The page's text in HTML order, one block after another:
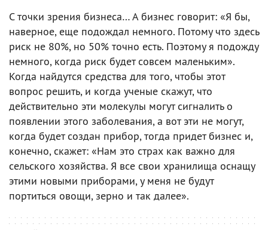
С точки зрения бизнеса… А бизнес говорит: «Я бы,
наверное, еще подождал немного. Потому что здесь
риск не 80%, но 50% точно есть. Поэтому я подожду
немного, когда риск будет совсем маленьким».
Когда найдутся средства для того, чтобы этот
вопрос решить, и когда ученые скажут, что
действительно эти молекулы могут сигналить о
появлении этого заболевания, а вот эти не могут,
когда будет создан прибор, тогда придет бизнес и,
конечно, скажет: «Нам это страх как важно для
сельского хозяйства. Я все свои хранилища оснащу
этими новыми приборами, у меня не будут
портиться овощи, зерно и так далее».